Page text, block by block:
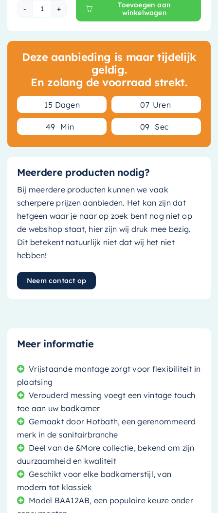
Hotbath &More Toiletborstelhouder -
Toevoegen aan
winkelwagen
Deze aanbieding is maar tijdelijk
geldig.
En zolang de voorraad strekt.
15 Dagen 07 Uren
49 Min 08 Sec
Meerdere producten nodig?
Bij meerdere producten kunnen we vaak
scherpere prijzen aanbieden. Het kan zijn dat
hetgeen waar je naar op zoek bent nog niet op
de webshop staat, hier zijn wij druk mee bezig.
Dit betekent natuurlijk niet dat wij het niet
hebben!
Neem contact op
Meer informatie
Vrijstaande montage zorgt voor flexibiliteit in
plaatsing
Verouderd messing voegt een vintage touch
toe aan uw badkamer
Gemaakt door Hotbath, een gerenommeerd
merk in de sanitairbranche
Deel van de &More collectie, bekend om zijn
duurzaamheid en kwaliteit
Geschikt voor elke badkamerstijl, van
modern tot klassiek
Model BAA12AB, een populaire keuze onder